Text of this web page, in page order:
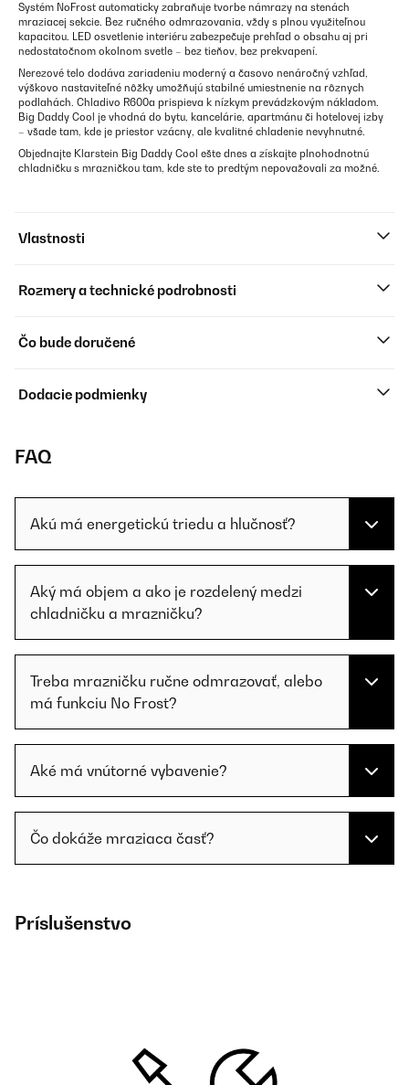
Systém NoFrost automaticky zabraňuje tvorbe námrazy na stenách
mraziacej sekcie. Bez ručného odmrazovania, vždy s plnou využiteľnou
kapacitou. LED osvetlenie interiéru zabezpečuje prehľad o obsahu aj pri
nedostatočnom okolnom svetle – bez tieňov, bez prekvapení.
Nerezové telo dodáva zariadeniu moderný a časovo nenáročný vzhľad,
výškovo nastaviteľné nôžky umožňujú stabilné umiestnenie na rôznych
podlahách. Chladivo R600a prispieva k nízkym prevádzkovým nákladom.
Big Daddy Cool je vhodná do bytu, kancelárie, apartmánu či hotelovej izby
– všade tam, kde je priestor vzácny, ale kvalitné chladenie nevyhnutné.
Objednajte Klarstein Big Daddy Cool ešte dnes a získajte plnohodnotnú
chladničku s mrazničkou tam, kde ste to predtým nepovažovali za možné.
Vlastnosti
Rozmery a technické podrobnosti
Čo bude doručené
Dodacie podmienky
FAQ
Akú má energetickú triedu a hlučnosť?
Aký má objem a ako je rozdelený medzi
chladničku a mrazničku?
Treba mrazničku ručne odmrazovať, alebo
má funkciu No Frost?
Aké má vnútorné vybavenie?
Čo dokáže mraziaca časť?
Príslušenstvo